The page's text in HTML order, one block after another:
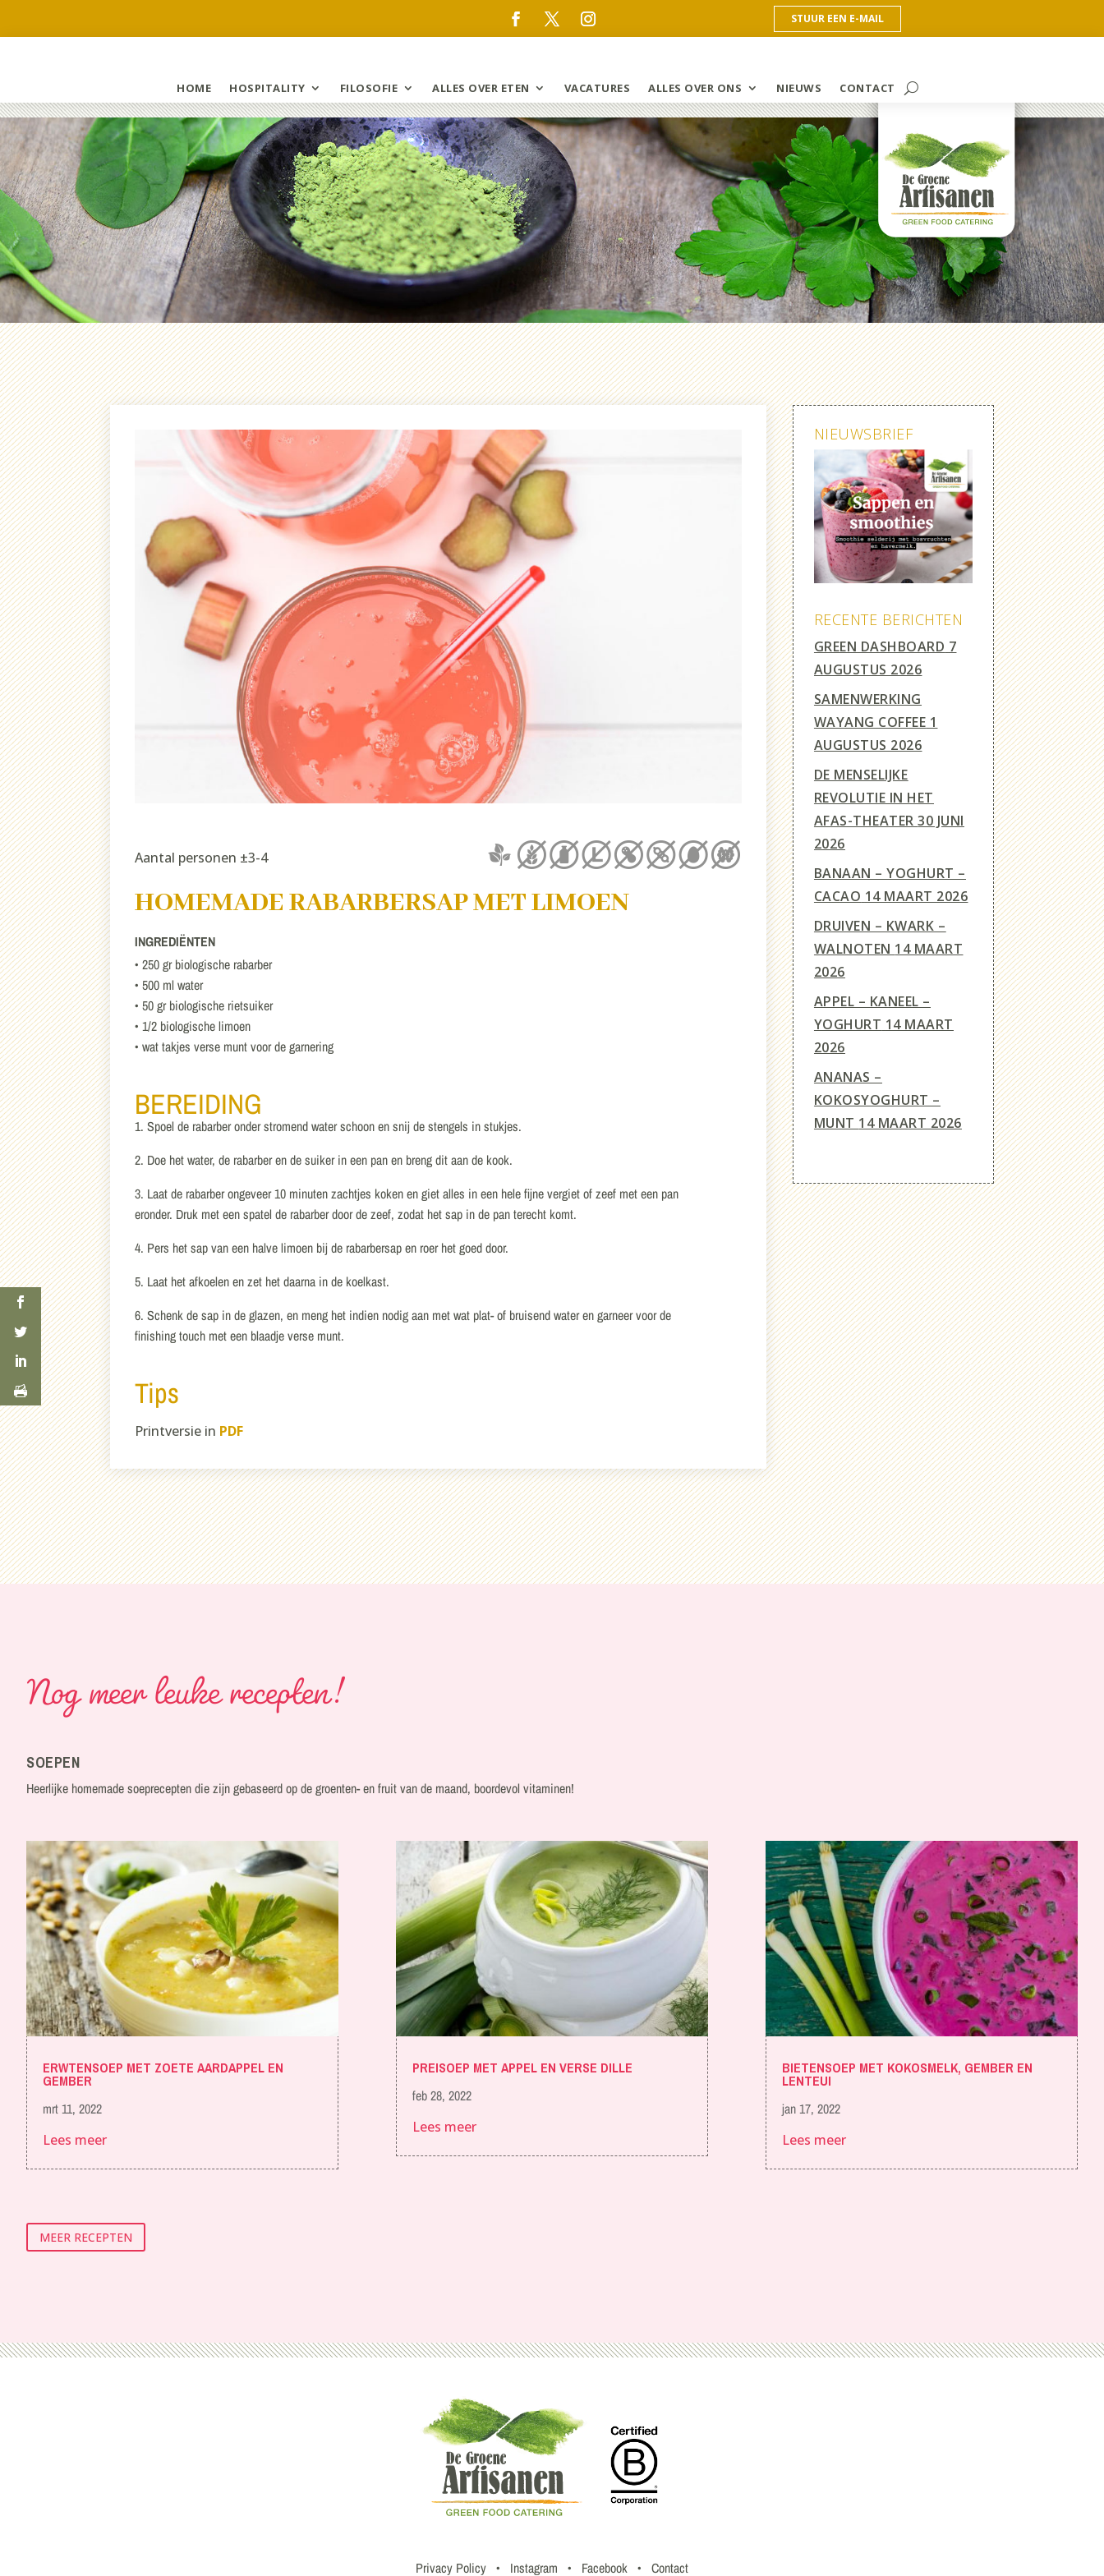
STUUR EEN E-MAIL
HOME HOSPITALITY FILOSOFIE ALLES OVER ETEN VACATURES ALLES OVER ONS NIEUWS CONTACT
Aantal personen ±3-4
HOMEMADE RABARBERSAP MET LIMOEN
INGREDIËNTEN
• 250 gr biologische rabarber
• 500 ml water
• 50 gr biologische rietsuiker
• 1/2 biologische limoen
• wat takjes verse munt voor de garnering
BEREIDING
1. Spoel de rabarber onder stromend water schoon en snij de stengels in stukjes.
2. Doe het water, de rabarber en de suiker in een pan en breng dit aan de kook.
3. Laat de rabarber ongeveer 10 minuten zachtjes koken en giet alles in een hele fijne vergiet of zeef met een pan
eronder. Druk met een spatel de rabarber door de zeef, zodat het sap in de pan terecht komt.
4. Pers het sap van een halve limoen bij de rabarbersap en roer het goed door.
5. Laat het afkoelen en zet het daarna in de koelkast.
6. Schenk de sap in de glazen, en meng het indien nodig aan met wat plat- of bruisend water en garneer voor de
finishing touch met een blaadje verse munt.
Tips
Printversie in PDF
NIEUWSBRIEF
RECENTE BERICHTEN
GREEN DASHBOARD 7
AUGUSTUS 2026
SAMENWERKING
WAYANG COFFEE 1
AUGUSTUS 2026
DE MENSELIJKE
REVOLUTIE IN HET
AFAS-THEATER 30 JUNI
2026
BANAAN – YOGHURT –
CACAO 14 MAART 2026
DRUIVEN – KWARK –
WALNOTEN 14 MAART
2026
APPEL – KANEEL –
YOGHURT 14 MAART
2026
ANANAS –
KOKOSYOGHURT –
MUNT 14 MAART 2026
Nog meer leuke recepten!
SOEPEN
Heerlijke homemade soeprecepten die zijn gebaseerd op de groenten- en fruit van de maand, boordevol vitaminen!
ERWTENSOEP MET ZOETE AARDAPPEL EN
GEMBER
mrt 11, 2022
Lees meer
PREISOEP MET APPEL EN VERSE DILLE
feb 28, 2022
Lees meer
BIETENSOEP MET KOKOSMELK, GEMBER EN
LENTEUI
jan 17, 2022
Lees meer
MEER RECEPTEN
Privacy Policy • Instagram • Facebook • Contact